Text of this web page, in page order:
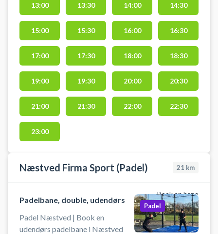
13:00 13:30 14:00 14:30
15:00 15:30 16:00 16:30
17:00 17:30 18:00 18:30
19:00 19:30 20:00 20:30
21:00 21:30 22:00 22:30
23:00
Næstved Firma Sport (Padel) 21 km
Book en bane
Padelbane, double, udendørs
Padel Næstved | Book en
udendørs padelbane i Næstved
Padel